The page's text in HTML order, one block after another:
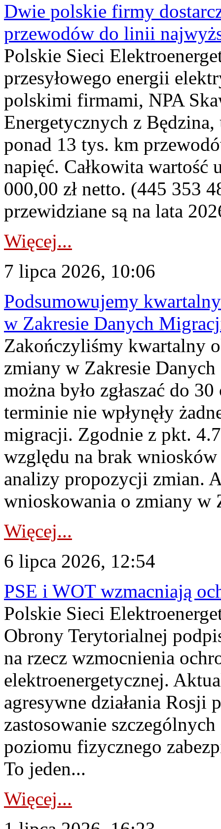
Dwie polskie firmy
przewodów do linii
Polskie Sieci
przesyłowego energii
polskimi firmami, NPA
Energetycznych z
ponad 13 tys. km
napięć. Całkowita
000,00 zł netto. (445 353
przewidziane są na lata
Więcej...
7 lipca 2026, 10:06
Podsumowujemy
w Zakresie Danych
Zakończyliśmy kwartalny
zmiany w Zakresie
można było zgłaszać do
terminie nie wpłynęły
migracji. Zgodnie z pkt.
względu na brak
analizy propozycji zmian.
wnioskowania o zmiany w
Więcej...
6 lipca 2026, 12:54
PSE i WOT wzmacniają
Polskie Sieci
Obrony Terytorialnej
na rzecz wzmocnienia
elektroenergetycznej.
agresywne działania Rosji
zastosowanie
poziomu fizycznego
To jeden...
Więcej...